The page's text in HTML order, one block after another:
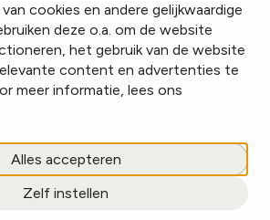
cookies en andere gelijkwaardige
deze o.a. om de website
het gebruik van de website
content en advertenties te
meer informatie, lees ons
Alles accepteren
Zelf instellen